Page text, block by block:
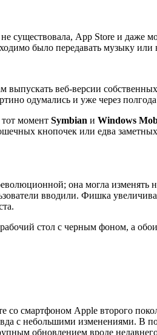
существовала, App Store и даже
было передавать музыку
выпускать веб-версии
одумались и уже через
момент Symbian и Windows
кнопочек или едва
она могла
вводили. Фишка
стол с черным фоном, а
со смартфоном Apple второго
с небольшими изменениями. В
обновлением вроде